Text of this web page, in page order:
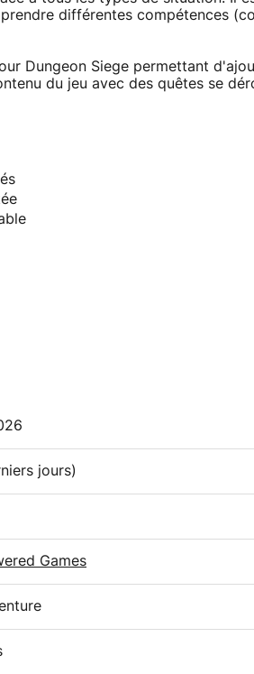
différentes compétences
Dungeon Siege permettant
du jeu avec des quêtes se
jours)
Games